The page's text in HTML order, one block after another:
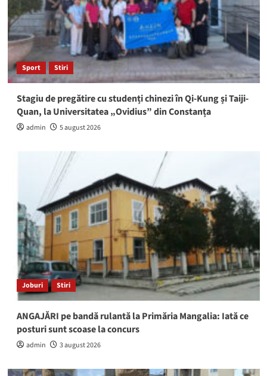
Sport Stiri
Stagiu de pregătire cu studenți chinezi în Qi-Kung și Taiji-
Quan, la Universitatea „Ovidius” din Constanța
admin 5 august 2026
Joburi Stiri
ANGAJĂRI pe bandă rulantă la Primăria Mangalia: Iată ce
posturi sunt scoase la concurs
admin 3 august 2026